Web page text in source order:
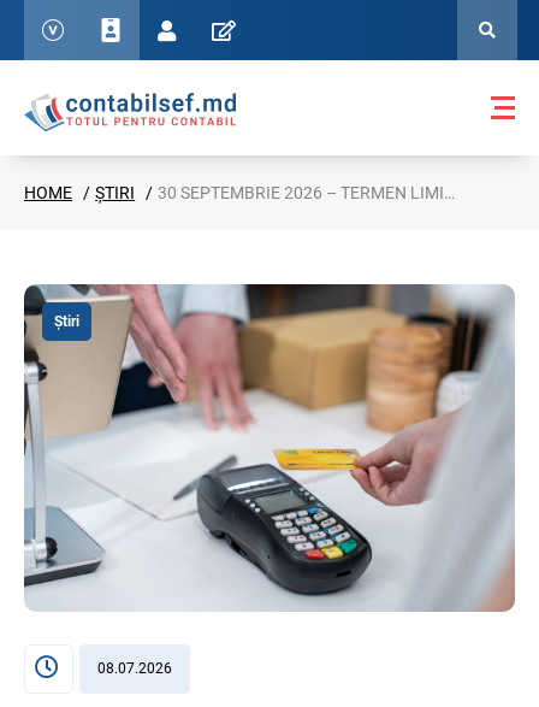
HOME ȘTIRI 30 SEPTEMBRIE 2026 – TERMEN LIMITĂ PENTRU CONECTAREA LA SIA „MEV”
Știri
08.07.2026